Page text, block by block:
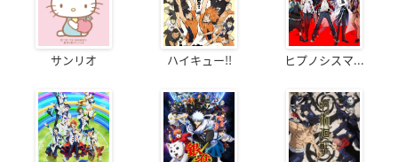
サンリオ ハイキュー!! ヒプノシスマ...